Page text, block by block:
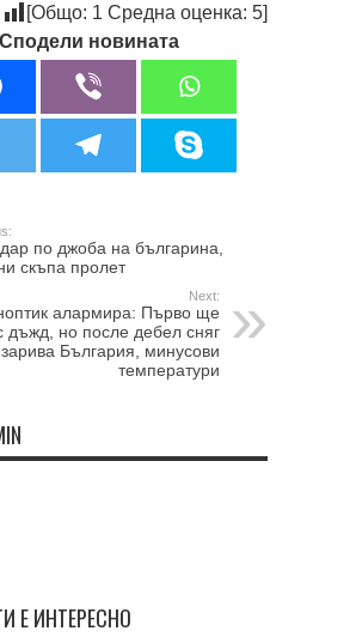
[Общо: 1 Средна оценка: 5]
Сподели новината
по джоба на българина,
скъпа пролет
Next:
алармира: Първо ще
дъжд, но после дебел сняг
зарива България, минусови
температури
Е ИНТЕРЕСНО